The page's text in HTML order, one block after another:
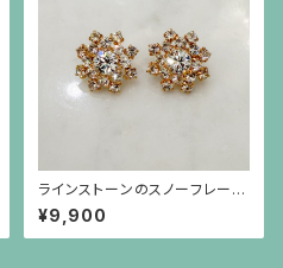
ラインストーンのスノーフレーク
のような金色ピアス（チタンポス
ト）
¥9,900